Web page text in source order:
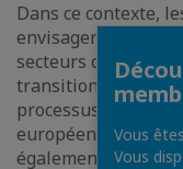
Dans ce contexte,
envisager plus
secteurs clés tels
transition
processus de
européens et les
également la
Vous
Vous